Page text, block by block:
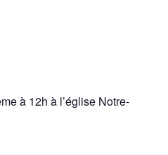
à 12h à l’église Notre-